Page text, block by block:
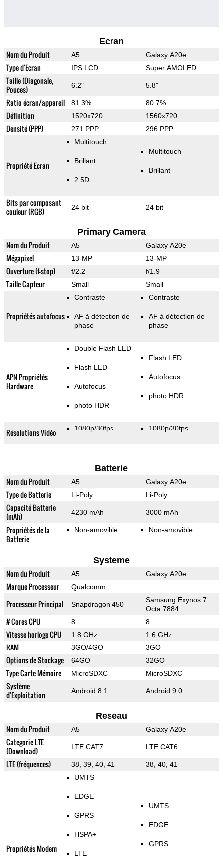
Ecran
Nom du Produit A5 Galaxy A20e
Type d'Ecran IPS LCD Super AMOLED
Taille (Diagonale,
Pouces)
6.2" 5.8"
Ratio écran/appareil 81.3% 80.7%
Définition 1520x720 1560x720
Densité (PPP) 271 PPP 296 PPP
Propriété Ecran
Multitouch
Brillant
2.5D
Multitouch
Brillant
Bits par composant
couleur (RGB)
24 bit 24 bit
Primary Camera
Nom du Produit A5 Galaxy A20e
Mégapixel 13-MP 13-MP
Ouverture (f-stop) f/2.2 f/1.9
Taille Capteur Small Small
Propriétés autofocus
Contraste
AF à détection de
phase
Contraste
AF à détection de
phase
APN Propriétés
Hardware
Double Flash LED
Flash LED
Autofocus
photo HDR
Flash LED
Autofocus
photo HDR
Résolutions Vidéo 1080p/30fps 1080p/30fps
Batterie
Nom du Produit A5 Galaxy A20e
Type de Batterie Li-Poly Li-Poly
Capacité Batterie
(mAh)
4230 mAh 3000 mAh
Propriétés de la
Batterie
Non-amovible Non-amovible
Systeme
Nom du Produit A5 Galaxy A20e
Marque Processeur Qualcomm
Processeur Principal Snapdragon 450
Samsung Exynos 7
Octa 7884
# Cores CPU 8 8
Vitesse horloge CPU 1.8 GHz 1.6 GHz
RAM 3GO/4GO 3GO
Options de Stockage 64GO 32GO
Type Carte Mémoire MicroSDXC MicroSDXC
Système
d'Exploitation
Android 8.1 Android 9.0
Reseau
Nom du Produit A5 Galaxy A20e
Categorie LTE
(Download)
LTE CAT7 LTE CAT6
LTE (fréquences) 38, 39, 40, 41 38, 40, 41
Propriétés Modem
UMTS
EDGE
GPRS
HSPA+
LTE
UMTS
EDGE
GPRS